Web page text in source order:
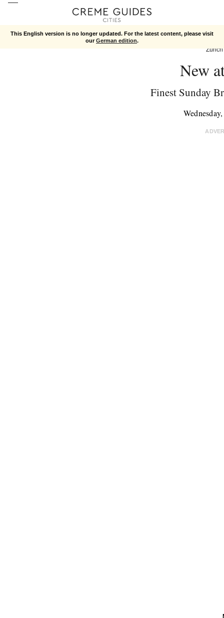
This English version is no longer updated. For the latest content, please visit
ourGerman edition.
Zurich
New
Finest Sunday